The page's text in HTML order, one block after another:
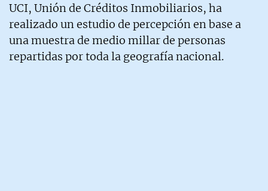
UCI, Unión de Créditos Inmobiliarios, ha
realizado un estudio de percepción en base a
una muestra de medio millar de personas
repartidas por toda la geografía nacional.